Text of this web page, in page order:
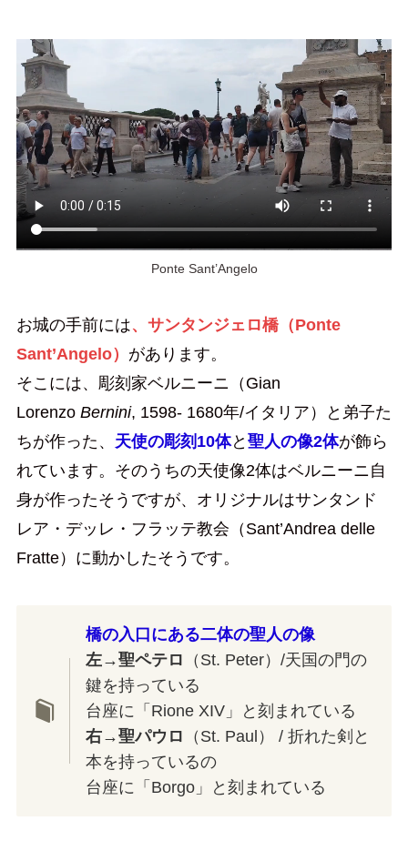
Ponte Sant’Angelo
お城の手前には、サンタンジェロ橋（Ponte
Sant’Angelo） があります。
そこには、彫刻家ベルニーニ（Gian
Lorenzo Bernini, 1598- 1680年/イタリア）と弟子た
ちが作った、 天使の彫刻10体と 聖人の像2体が飾ら
れています。そのうちの天使像2体はベルニーニ自
身が作ったそうですが、オリジナルはサンタンド
レア・デッレ・フラッテ教会（Sant’Andrea delle
Fratte）に動かしたそうです。
橋の入口にある二体の聖人の像
左→聖ペテロ
（St. Peter）/天国の門の
鍵を持っている
台座に「Rione XIV」と刻まれている
右→聖パウロ
（St. Paul） / 折れた剣と
本を持っているの
台座に「Borgo」と刻まれている